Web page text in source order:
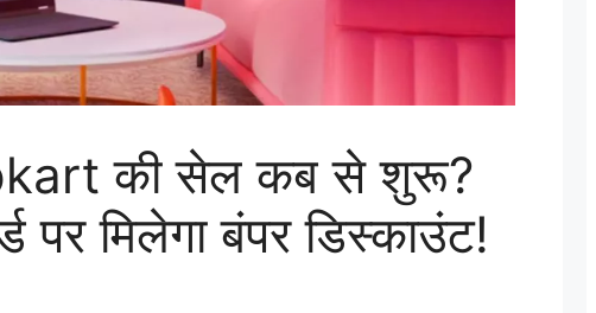
की सेल कब से शुरू?
मिलेगा बंपर डिस्काउंट!